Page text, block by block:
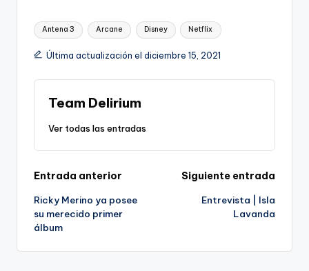
Etiquetas:
Antena 3 Arcane Disney Netflix
Última actualización el diciembre 15, 2021
Team Delirium
Ver todas las entradas
Navegación
de
entradas
Entrada anterior
Ricky Merino ya posee
su merecido primer
álbum
Siguiente entrada
Entrevista | Isla
Lavanda